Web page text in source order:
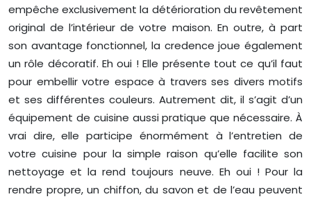
empêche exclusivement la détérioration du revêtement
original de l’intérieur de votre maison. En outre, à part
son avantage fonctionnel, la credence joue également
un rôle décoratif. Eh oui ! Elle présente tout ce qu’il faut
pour embellir votre espace à travers ses divers motifs
et ses différentes couleurs. Autrement dit, il s’agit d’un
équipement de cuisine aussi pratique que nécessaire. À
vrai dire, elle participe énormément à l’entretien de
votre cuisine pour la simple raison qu’elle facilite son
nettoyage et la rend toujours neuve. Eh oui ! Pour la
rendre propre, un chiffon, du savon et de l’eau peuvent